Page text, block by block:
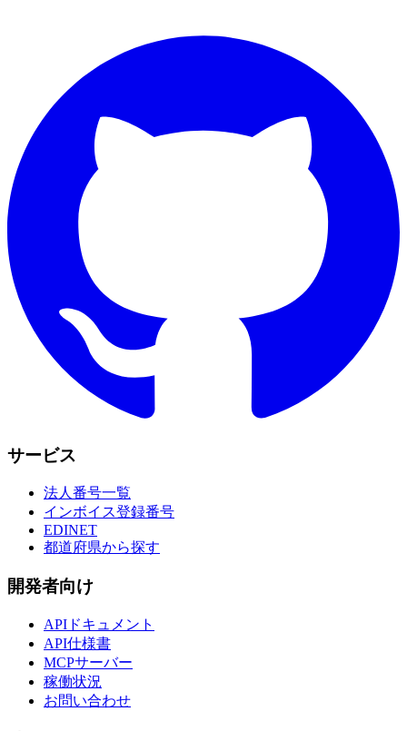
サービス
法人番号一覧
インボイス登録番号
EDINET
都道府県から探す
開発者向け
APIドキュメント
API仕様書
MCPサーバー
稼働状況
お問い合わせ